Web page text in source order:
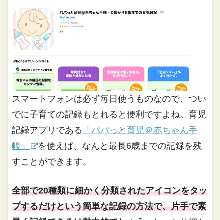
スマートフォンは必ず毎日使うものなので、つい
でに子育ての記録もとれると便利ですよね。育児
記録アプリである 「パパっと育児＠赤ちゃん手
帳」
を使えば、なんと最長6歳までの記録を残
すことができます。
全部で20種類に細かく分類されたアイコンをタッ
プするだけという簡単な記録の方法で、片手で素